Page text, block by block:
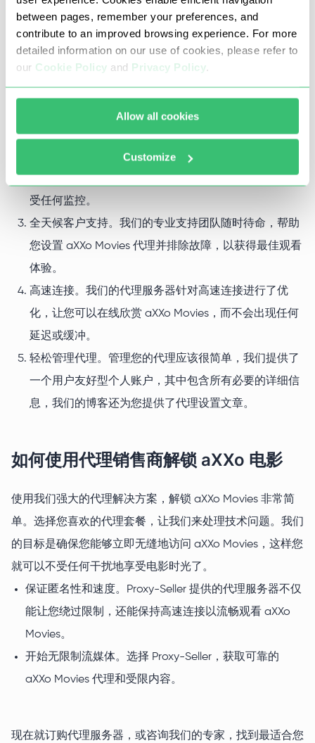
between pages, remember your preferences, and
contribute to an improved browsing experience. For more
detailed information on our use of cookies, please refer to
our Cookie Policy and Privacy Policy.
Allow all cookies
Customize
使用 aXXo Movies 代理进行无缝流媒
体播放
完全在线访问 aXXo Movies。我们的 aXXo Movies 代理
是解封全面高清电影库的最简单方法。再也不用为内容
被屏蔽而苦恼，只需纯净、不间断地观看流媒体。
隐私和匿名。由于您寻求的是 aXXo 电影解禁，因此您
的隐私将保持完整。我们确保您的浏览和流媒体活动不
受任何监控。
全天候客户支持。我们的专业支持团队随时待命，帮助
您设置 aXXo Movies 代理并排除故障，以获得最佳观看
体验。
高速连接。我们的代理服务器针对高速连接进行了优
化，让您可以在线欣赏 aXXo Movies，而不会出现任何
延迟或缓冲。
轻松管理代理。管理您的代理应该很简单，我们提供了
一个用户友好型个人账户，其中包含所有必要的详细信
息，我们的博客还为您提供了代理设置文章。
如何使用代理销售商解锁 aXXo 电影
使用我们强大的代理解决方案，解锁 aXXo Movies 非常简
单。选择您喜欢的代理套餐，让我们来处理技术问题。我们
的目标是确保您能够立即无缝地访问 aXXo Movies，这样您
就可以不受任何干扰地享受电影时光了。
保证匿名性和速度。Proxy-Seller 提供的代理服务器不仅
能让您绕过限制，还能保持高速连接以流畅观看 aXXo
Movies。
开始无限制流媒体。选择 Proxy-Seller，获取可靠的
aXXo Movies 代理和受限内容。
现在就订购代理服务器，或咨询我们的专家，找到最适合您